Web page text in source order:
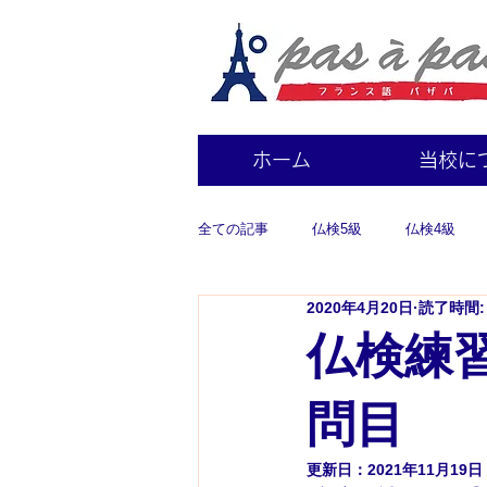
ホーム 当校に
全ての記事 仏検5級 仏検4級
仏検練
問目
2020年4月20日 読了時間
更新日： 2021年11月19日